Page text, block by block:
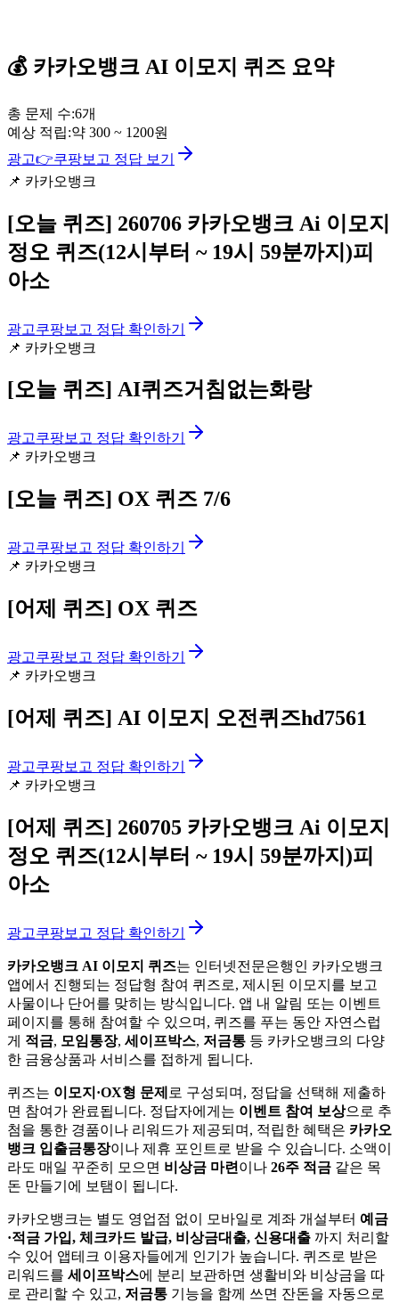
💰 카카오뱅크 AI 이모지 퀴즈 요약
총 문제 수:6개
예상 적립:약 300 ~ 1200원
광고👉쿠팡보고 정답 보기
📌 카카오뱅크
[오늘 퀴즈] 260706 카카오뱅크 Ai 이모지
정오 퀴즈(12시부터 ~ 19시 59분까지)피
아소
광고쿠팡보고 정답 확인하기
📌 카카오뱅크
[오늘 퀴즈] AI퀴즈거침없는화랑
광고쿠팡보고 정답 확인하기
📌 카카오뱅크
[오늘 퀴즈] OX 퀴즈 7/6
광고쿠팡보고 정답 확인하기
📌 카카오뱅크
[어제 퀴즈] OX 퀴즈
광고쿠팡보고 정답 확인하기
📌 카카오뱅크
[어제 퀴즈] AI 이모지 오전퀴즈hd7561
광고쿠팡보고 정답 확인하기
📌 카카오뱅크
[어제 퀴즈] 260705 카카오뱅크 Ai 이모지
정오 퀴즈(12시부터 ~ 19시 59분까지)피
아소
광고쿠팡보고 정답 확인하기
카카오뱅크 AI 이모지 퀴즈는 인터넷전문은행인 카카오뱅크
앱에서 진행되는 정답형 참여 퀴즈로, 제시된 이모지를 보고
사물이나 단어를 맞히는 방식입니다. 앱 내 알림 또는 이벤트
페이지를 통해 참여할 수 있으며, 퀴즈를 푸는 동안 자연스럽
게 적금, 모임통장, 세이프박스, 저금통 등 카카오뱅크의 다양
한 금융상품과 서비스를 접하게 됩니다.
퀴즈는 이모지·OX형 문제 로 구성되며, 정답을 선택해 제출하
면 참여가 완료됩니다. 정답자에게는 이벤트 참여 보상으로 추
첨을 통한 경품이나 리워드가 제공되며, 적립한 혜택은 카카오
뱅크 입출금통장이나 제휴 포인트로 받을 수 있습니다. 소액이
라도 매일 꾸준히 모으면 비상금 마련 이나 26주 적금 같은 목
돈 만들기에 보탬이 됩니다.
카카오뱅크는 별도 영업점 없이 모바일로 계좌 개설부터 예금
·적금 가입, 체크카드 발급, 비상금대출, 신용대출 까지 처리할
수 있어 앱테크 이용자들에게 인기가 높습니다. 퀴즈로 받은
리워드를 세이프박스에 분리 보관하면 생활비와 비상금을 따
로 관리할 수 있고, 저금통 기능을 함께 쓰면 잔돈을 자동으로